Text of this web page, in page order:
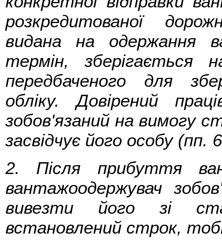
розкредитованої
видана на одержання
термін, зберігається
передбаченого для
обліку. Довірений
зобов'язаний на вимогу
засвідчує його особу (пп.
2. Після прибуття
вантажоодержувач
вивезти його зі
встановлений строк,